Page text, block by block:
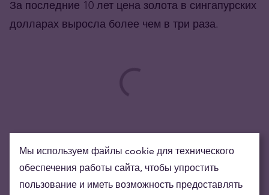
За последние 10 лет цена золота в сингапурских
долларах выросла более чем в три раза.
Мы используем файлы cookie для технического
обеспечения работы сайта, чтобы упростить
пользование и иметь возможность предоставлять